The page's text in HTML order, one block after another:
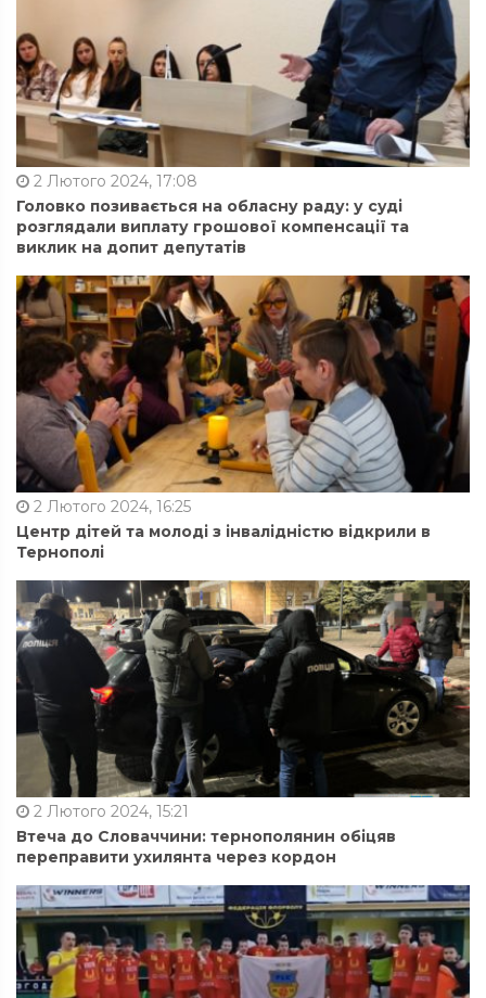
2 Лютого 2024, 17:08
Головко позивається на обласну раду: у суді
розглядали виплату грошової компенсації та
виклик на допит депутатів
2 Лютого 2024, 16:25
Центр дітей та молоді з інвалідністю відкрили в
Тернополі
2 Лютого 2024, 15:21
Втеча до Словаччини: тернополянин обіцяв
переправити ухилянта через кордон